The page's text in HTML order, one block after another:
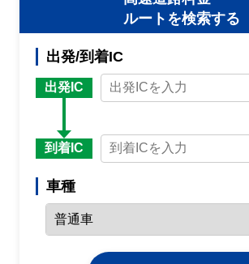
ルートを検索する
出発/到着IC
出発IC
到着IC
車種